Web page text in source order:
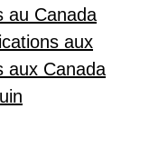
au Canada
aux
aux Canada